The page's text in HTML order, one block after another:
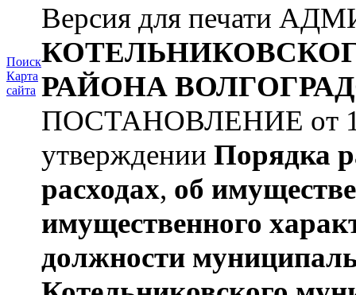
Поиск
Карта
сайта
Версия для печати
РАЙОНА
ПОСТАНОВЛЕНИЕ от
утверждении Порядка
расходах, об
имущественного
должности